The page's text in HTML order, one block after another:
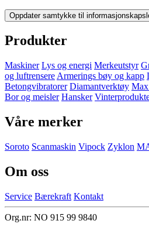
Oppdater samtykke til
Produkter
Maskiner Lys og energi Merkeutstyr
og luftrensere Armerings bøy og kapp
Betongvibratorer Diamantverktøy
Bor og meisler Hansker
Våre merker
Soroto Scanmaskin Vipock Zyklon
Om oss
Service Bærekraft Kontakt
Org.nr: NO 915 99 9840